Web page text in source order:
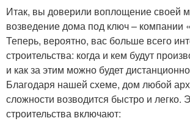
Итак, вы доверили воплощение своей
возведение дома под ключ – компании
Теперь, вероятно, вас больше всего
строительства: когда и кем будут
и как за этим можно будет
Благодаря нашей схеме, дом любой
сложности возводится быстро и легко.
строительства включают: